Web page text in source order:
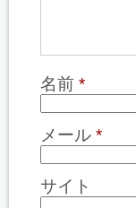
名前 *
メール *
サイト